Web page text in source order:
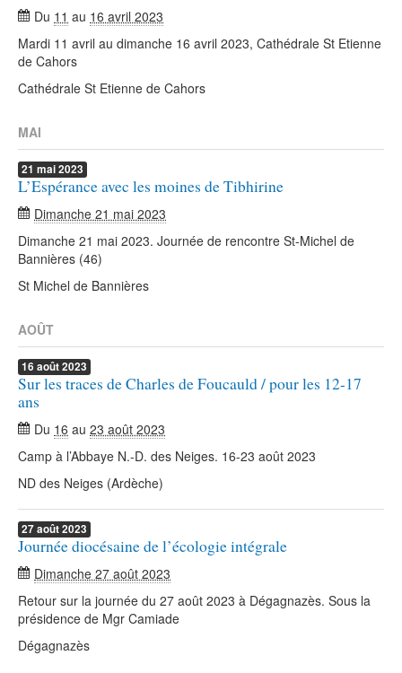
Du 11 au 16 avril 2023
Mardi 11 avril au dimanche 16 avril 2023, Cathédrale St Etienne
de Cahors
Cathédrale St Etienne de Cahors
MAI
21 mai2023
L’Espérance avec les moines de Tibhirine
Dimanche 21 mai 2023
Dimanche 21 mai 2023. Journée de rencontre St-Michel de
Bannières (46)
St Michel de Bannières
AOÛT
16 août2023
Sur les traces de Charles de Foucauld / pour les 12-17
ans
Du 16 au 23 août 2023
Camp à l’Abbaye N.-D. des Neiges. 16-23 août 2023
ND des Neiges (Ardèche)
27août2023
Journée diocésaine de l’écologie intégrale
Dimanche 27 août 2023
Retour sur la journée du 27 août 2023 à Dégagnazès. Sous la
présidence de Mgr Camiade
Dégagnazès